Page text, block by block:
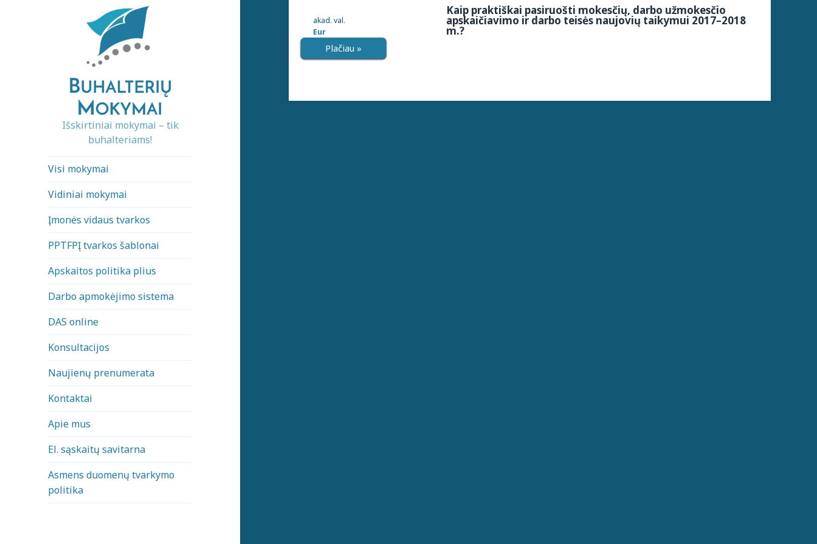
Išskirtiniai mokymai – tik
buhalteriams!
Visi mokymai
Vidiniai mokymai
Įmonės vidaus tvarkos
PPTFPĮ tvarkos šablonai
Apskaitos politika plius
Darbo apmokėjimo sistema
DAS online
Konsultacijos
Naujienų prenumerata
Kontaktai
Apie mus
El. sąskaitų savitarna
Asmens duomenų tvarkymo
politika
Kaip praktiškai pasiruošti mokesčių, darbo užmokesčio
apskaičiavimo ir darbo teisės naujovių taikymui 2017–2018
m.?
akad. val.
Eur
Plačiau »